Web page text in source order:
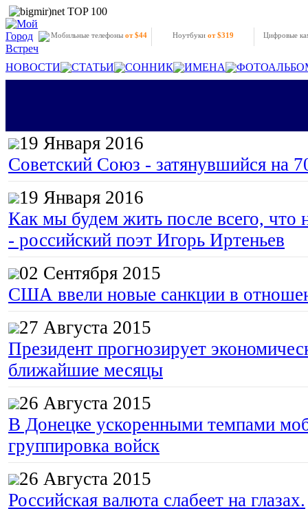
Мобильные телефоны от $44 Ноутбуки от $319 Цифровые
НОВОСТИ СТАТЬИ СОННИК ИМЕНА
19 Января 2016
Советский Союз - затянувшийся на
19 Января 2016
Как мы будем жить после всего, что
- российский поэт Игорь Иртеньев
02 Сентября 2015
США ввели новые санкции в
27 Августа 2015
Президент прогнозирует
ближайшие месяцы
26 Августа 2015
В Донецке ускоренными темпами
группировка войск
26 Августа 2015
Российская валюта слабеет на глазах.